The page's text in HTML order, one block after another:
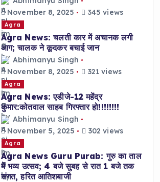
November 8, 2025
345 views
Agra
Agra News: चलती कार में अचानक लगी
आग; चालक ने कूदकर बचाई जान
Abhimanyu Singh
November 8, 2025
321 views
Agra
Agra News: एडीजे-12 महेंद्र
कुमार:कोतवाल साहब गिरफ्तार हो!!!!!!!!
Abhimanyu Singh
November 5, 2025
302 views
Agra
Agra News Guru Purab: गुरु का ताल
में भव्य उत्सव; 4 बजे सुबह से रात 1 बजे तक
संगत, हरित आतिशबाजी